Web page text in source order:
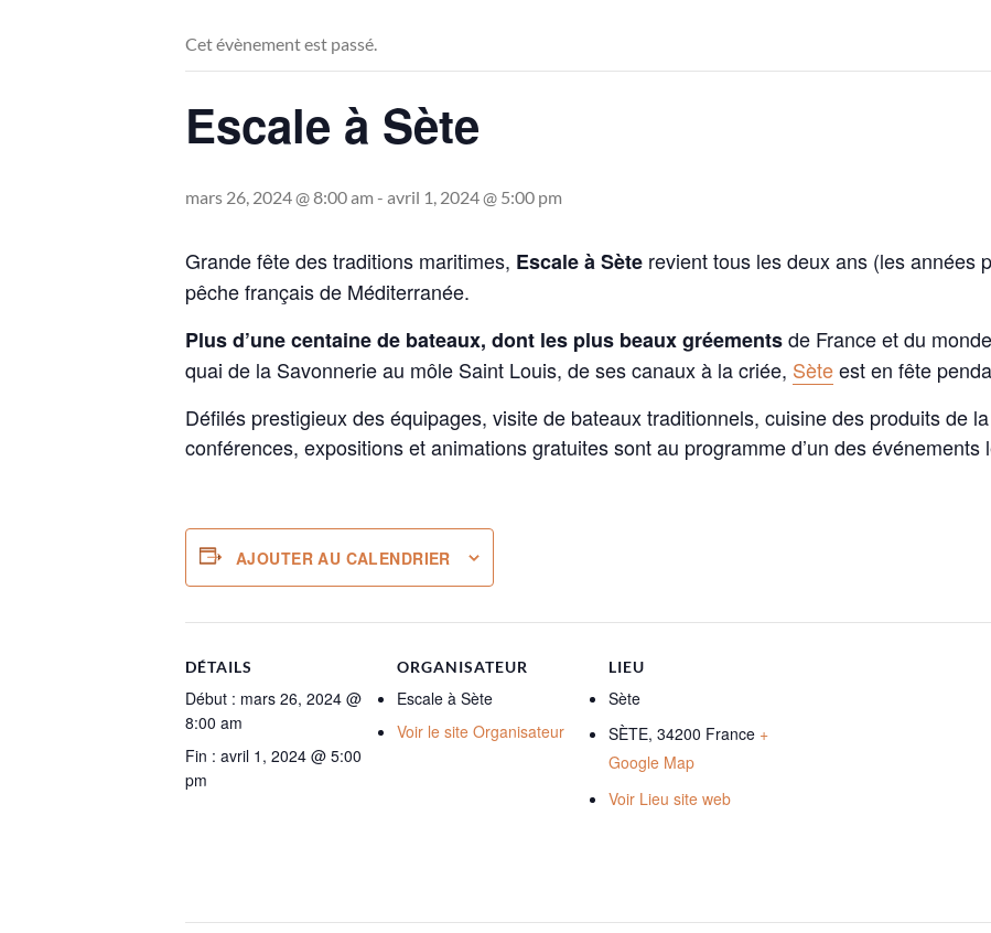
Cet évènement est passé.
Escale à Sète
mars 26, 2024 @ 8:00 am - avril 1, 2024 @ 5:00 pm
Grande fête des traditions maritimes, Escale à Sète revient tous les deux ans (les années
pêche français de Méditerranée.
Plus d’une centaine de bateaux, dont les plus beaux gréementsde France et du
quai de la Savonnerie au môle Saint Louis, de ses canaux à la criée, Sèteest en fête
Défilés prestigieux des équipages, visite de bateaux traditionnels, cuisine des produits de
conférences, expositions et animations gratuites sont au programme d’un des
AJOUTER AU CALENDRIER
DÉTAILS
Début : mars 26, 2024 @
8:00 am
Fin : avril 1, 2024 @ 5:00
pm
ORGANISATEUR
Escale à Sète
Voir le site Organisateur
LIEU
Sète
SÈTE, 34200 France +
Google Map
Voir Lieu site web